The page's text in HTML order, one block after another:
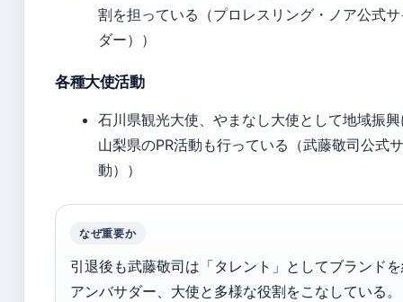
割を担っている（プロレスリング・ノア公式
ダー））
各種大使活動
石川県観光大使、やまなし大使として地域振
山梨県のPR活動も行っている（武藤敬司公式
動））
なぜ重要か
引退後も武藤敬司は「タレント」としてブランド
アンバサダー、大使と多様な役割をこなしている。